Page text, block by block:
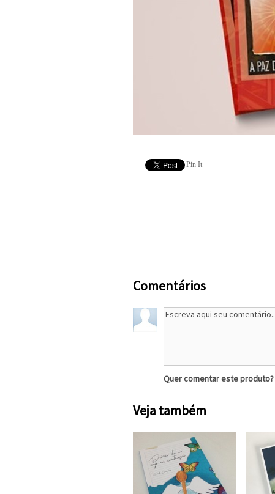
Pin It
Comentários
Quer comentar este produto?
Veja também